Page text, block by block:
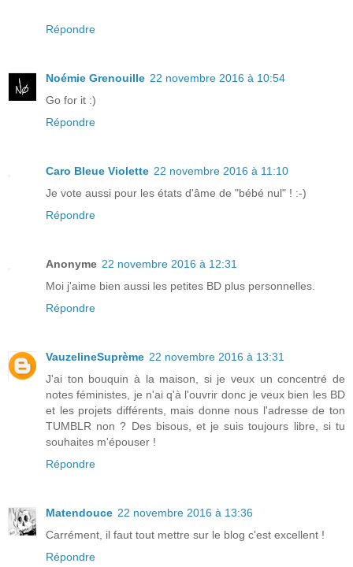
Répondre
Noémie Grenouille 22 novembre 2016 à 10:54
Go for it :)
Répondre
Caro Bleue Violette 22 novembre 2016 à 11:10
Je vote aussi pour les états d'âme de "bébé nul" ! :-)
Répondre
Anonyme 22 novembre 2016 à 12:31
Moi j'aime bien aussi les petites BD plus personnelles.
Répondre
VauzelineSuprème 22 novembre 2016 à 13:31
J'ai ton bouquin à la maison, si je veux un concentré de
notes féministes, je n'ai q'à l'ouvrir donc je veux bien les BD
et les projets différents, mais donne nous l'adresse de ton
TUMBLR non ? Des bisous, et je suis toujours libre, si tu
souhaites m'épouser !
Répondre
Matendouce 22 novembre 2016 à 13:36
Carrément, il faut tout mettre sur le blog c'est excellent !
Répondre